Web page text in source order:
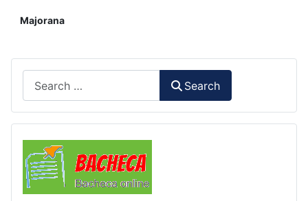
Majorana
Search